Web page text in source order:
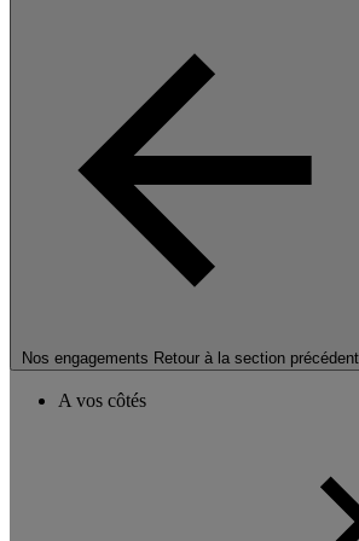
Nos engagements Retour à la section
A vos côtés